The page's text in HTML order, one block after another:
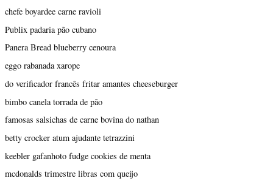
chefe boyardee carne ravioli
Publix padaria pão cubano
Panera Bread blueberry cenoura
eggo rabanada xarope
do verificador francês fritar amantes cheeseburger
bimbo canela torrada de pão
famosas salsichas de carne bovina do nathan
betty crocker atum ajudante tetrazzini
keebler gafanhoto fudge cookies de menta
mcdonalds trimestre libras com queijo